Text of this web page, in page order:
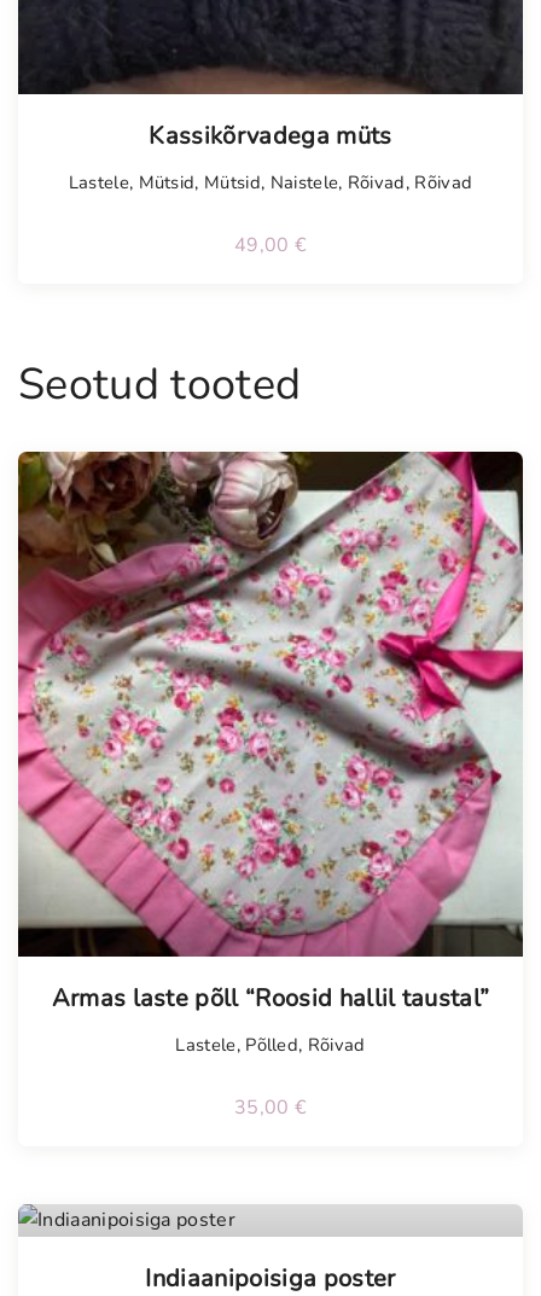
Kassikõrvadega müts
Lastele, Mütsid, Mütsid, Naistele, Rõivad, Rõivad
49,00 €
Seotud tooted
Armas laste põll “Roosid hallil taustal”
Lastele, Põlled, Rõivad
35,00 €
Indiaanipoisiga poster